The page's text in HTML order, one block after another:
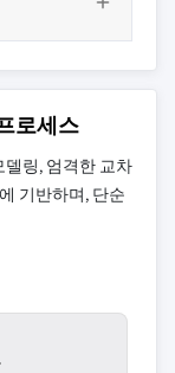
로세스
링, 엄격한 교차
기반하며, 단순